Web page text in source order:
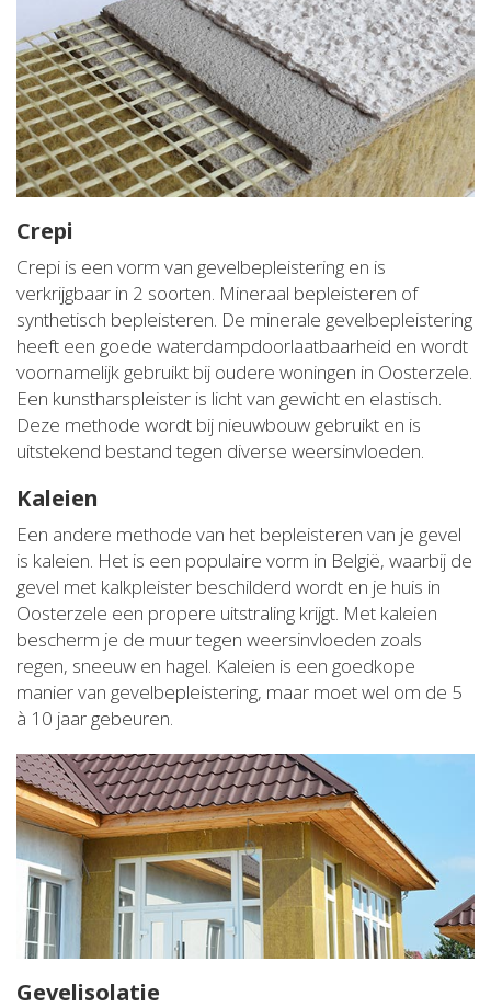
Crepi
Crepi is een vorm van gevelbepleistering en is
verkrijgbaar in 2 soorten. Mineraal bepleisteren of
synthetisch bepleisteren. De minerale gevelbepleistering
heeft een goede waterdampdoorlaatbaarheid en wordt
voornamelijk gebruikt bij oudere woningen in Oosterzele.
Een kunstharspleister is licht van gewicht en elastisch.
Deze methode wordt bij nieuwbouw gebruikt en is
uitstekend bestand tegen diverse weersinvloeden.
Kaleien
Een andere methode van het bepleisteren van je gevel
is kaleien. Het is een populaire vorm in België, waarbij de
gevel met kalkpleister beschilderd wordt en je huis in
Oosterzele een propere uitstraling krijgt. Met kaleien
bescherm je de muur tegen weersinvloeden zoals
regen, sneeuw en hagel. Kaleien is een goedkope
manier van gevelbepleistering, maar moet wel om de 5
à 10 jaar gebeuren.
Gevelisolatie